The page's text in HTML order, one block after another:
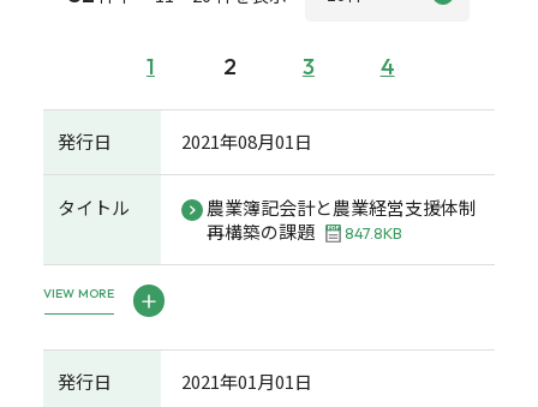
1 2 3 4
発行日 2021年08月01日
タイトル
農業簿記会計と農業経営支援体制
再構築の課題
847.8KB
VIEW MORE
発行日 2021年01月01日